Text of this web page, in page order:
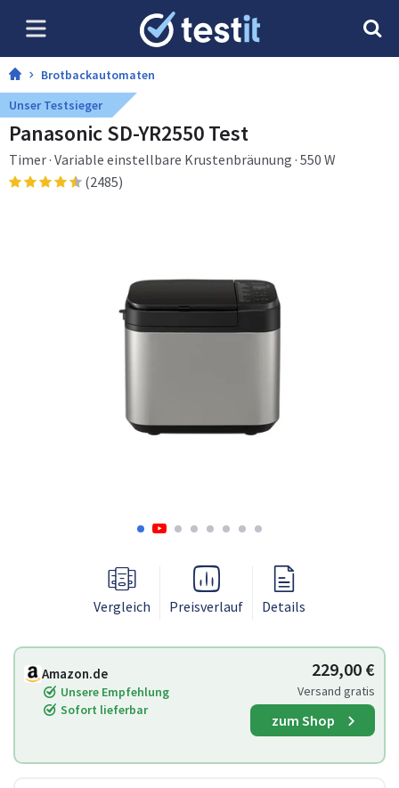
Brotbackautomaten
Unser Testsieger
Panasonic SD-YR2550 Test
Timer · Variable einstellbare Krustenbräunung · 550 W
(2485)
Vergleich Preisverlauf Details
Amazon.de
Unsere Empfehlung
Sofort lieferbar
229,00 €
Versand gratis
zum Shop